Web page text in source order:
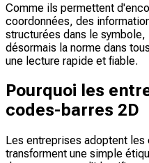
Comme ils permettent
coordonnées, des
structurées dans le
désormais la norme dans
une lecture rapide et fiable.
Pourquoi les
codes-barres 2D
Les entreprises adoptent
transforment une simple